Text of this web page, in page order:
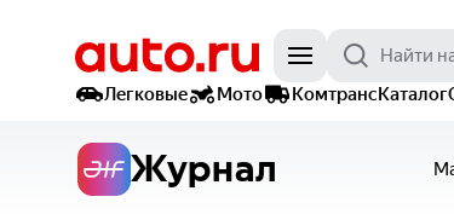
Легковые Мото КомтрансКаталог
Журнал